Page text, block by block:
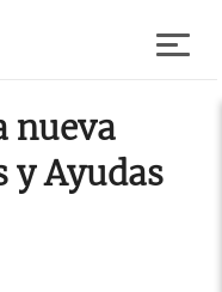
nueva
y Ayudas